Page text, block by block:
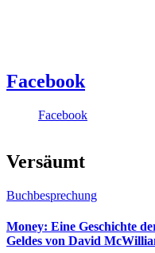
Facebook
Facebook
Versäumt
Buchbesprechung
Money: Eine Geschichte
Geldes von David